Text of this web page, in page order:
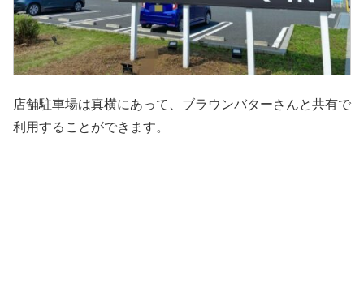
店舗駐車場は真横にあって、ブラウンバターさんと共有で
利用することができます。